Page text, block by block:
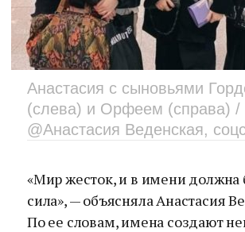
Анастасия с сыновьями
(слева) и Орфеем (справа) /
@Анастасия Веденская,
«Мир жесток, и в имени должна
сила», — объясняла Анастасия
По ее словам, имена создают